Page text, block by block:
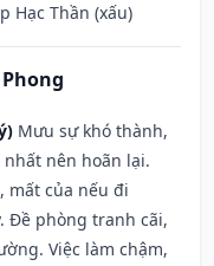
Hạc Thần (xấu)
Mưu sự khó thành,
nên hoãn lại.
mất của nếu đi
Đề phòng tranh cãi,
Việc làm chậm,